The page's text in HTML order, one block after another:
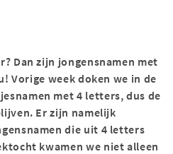
Dan zijn jongensnamen met
Vorige week doken we in de
met 4 letters, dus de
Er zijn namelijk
die uit 4 letters
kwamen we niet alleen